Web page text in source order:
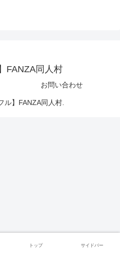
FANZA同人村
お問い合わせ
ル】FANZA同人村.
トップ サイドバー